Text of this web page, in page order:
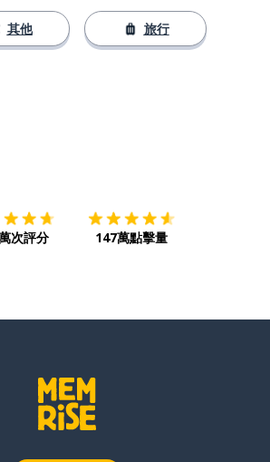
其他 旅行
次評分 147萬點擊量